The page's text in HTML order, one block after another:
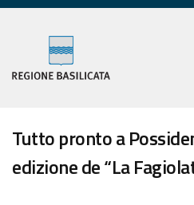
Tutto pronto a
edizione de “La